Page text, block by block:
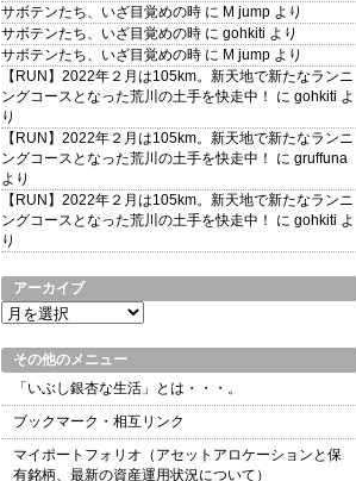
サボテンたち、いざ目覚めの時 に M jump より
サボテンたち、いざ目覚めの時 に gohkiti より
サボテンたち、いざ目覚めの時 に M jump より
【RUN】2022年２月は105km。新天地で新たなランニ
ングコースとなった荒川の土手を快走中！
に gohkiti よ
り
【RUN】2022年２月は105km。新天地で新たなランニ
ングコースとなった荒川の土手を快走中！
に gruffuna
より
【RUN】2022年２月は105km。新天地で新たなランニ
ングコースとなった荒川の土手を快走中！
に gohkiti よ
り
アーカイブ
ア
カ
ブ
その他のメニュー
「いぶし銀杏な生活」とは・・・。
ブックマーク・相互リンク
マイポートフォリオ（アセットアロケーションと保
有銘柄、最新の資産運用状況について）